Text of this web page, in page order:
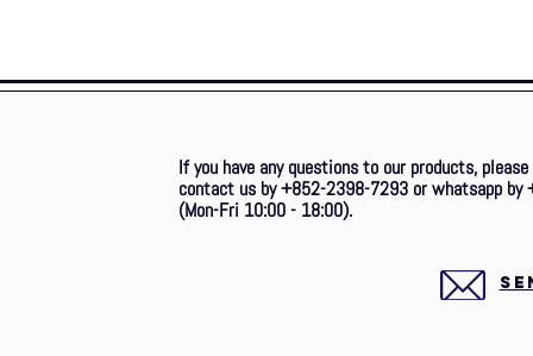
If you have any questions to our products,
contact us by +852-2398-7293 or whatsapp by
(Mon-Fri 10:00 - 18:00).